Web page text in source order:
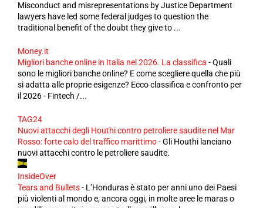
Misconduct and misrepresentations by Justice Department
lawyers have led some federal judges to question the
traditional benefit of the doubt they give to ...
Money.it
Migliori banche online in Italia nel 2026. La classifica -Quali
sono le migliori banche online? E come scegliere quella che più
si adatta alle proprie esigenze? Ecco classifica e confronto per
il 2026 - Fintech /...
TAG24
Nuovi attacchi degli Houthi contro petroliere saudite nel Mar
Rosso: forte calo del traffico marittimo-Gli Houthi lanciano
nuovi attacchi contro le petroliere saudite.
InsideOver
Tears and Bullets- L’Honduras è stato per anni uno dei Paesi
più violenti al mondo e, ancora oggi, in molte aree le maras o